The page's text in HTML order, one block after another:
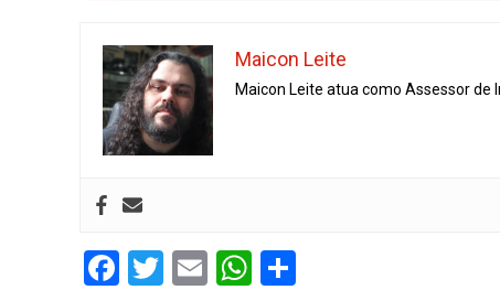
Maicon Leite
Maicon Leite atua como Assessor de
Facebook
Twitter
EmailWhatsApp